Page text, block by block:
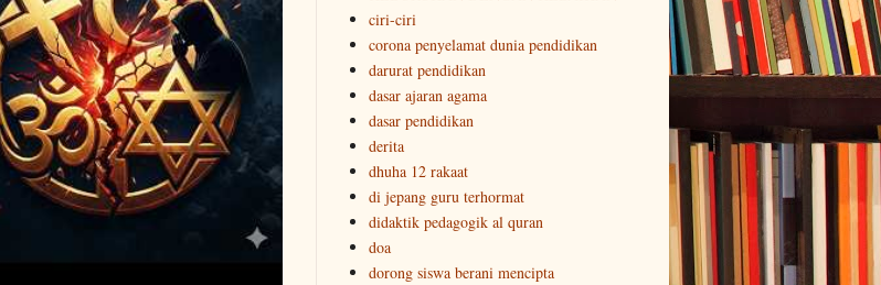
ciri-ciri
corona penyelamat dunia pendidikan
darurat pendidikan
dasar ajaran agama
dasar pendidikan
derita
dhuha 12 rakaat
di jepang guru terhormat
didaktik pedagogik al quran
doa
dorong siswa berani mencipta